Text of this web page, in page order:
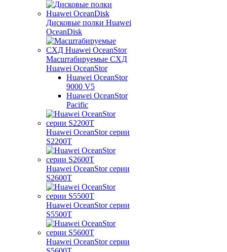
Дисковые полки Huawei
OceanDisk
Масштабируемые СХД
Huawei OceanStor
Huawei OceanStor
9000 V5
Huawei OceanStor
Pacific
Huawei OceanStor серии
S2200T
Huawei OceanStor серии
S2600T
Huawei OceanStor серии
S5500T
Huawei OceanStor серии